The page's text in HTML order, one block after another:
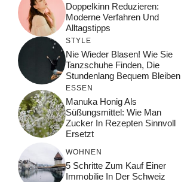
Doppelkinn Reduzieren:
Moderne Verfahren Und
Alltagstipps
STYLE
Nie Wieder Blasen! Wie Sie
Tanzschuhe Finden, Die
Stundenlang Bequem Bleiben
ESSEN
Manuka Honig Als
Süßungsmittel: Wie Man
Zucker In Rezepten Sinnvoll
Ersetzt
WOHNEN
5 Schritte Zum Kauf Einer
Immobilie In Der Schweiz